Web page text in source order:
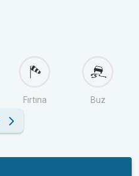
Fırtına Buz